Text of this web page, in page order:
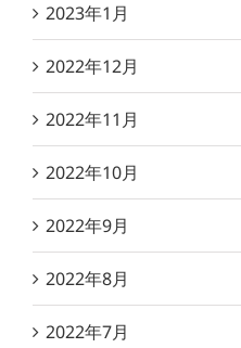
2023年1月
2022年12月
2022年11月
2022年10月
2022年9月
2022年8月
2022年7月